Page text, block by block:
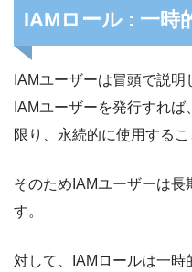
IAMロール : 一時
IAMユーザーは冒頭で説
IAMユーザーを発行すれ
限り、永続的に使用するこ
そのためIAMユーザーは長
す。
対して、IAMロールは一時